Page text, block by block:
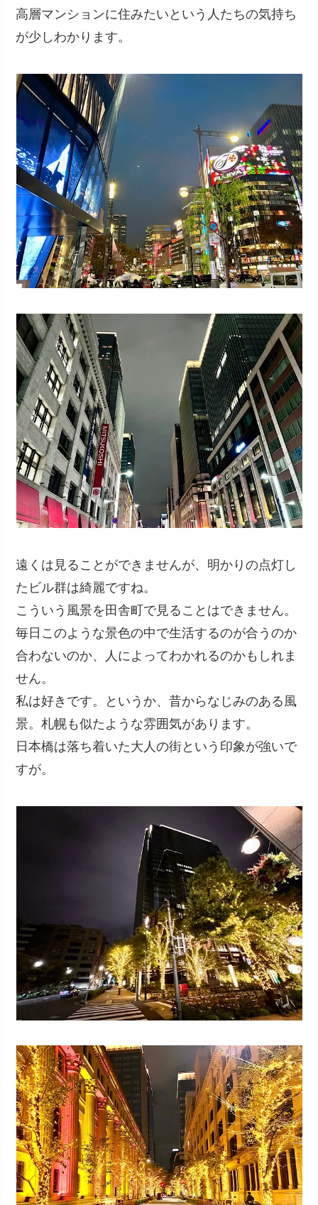
高層マンションに住みたいという人たちの気持ち
が少しわかります。
遠くは見ることができませんが、明かりの点灯し
たビル群は綺麗ですね。
こういう風景を田舎町で見ることはできません。
毎日このような景色の中で生活するのが合うのか
合わないのか、人によってわかれるのかもしれま
せん。
私は好きです。というか、昔からなじみのある風
景。札幌も似たような雰囲気があります。
日本橋は落ち着いた大人の街という印象が強いで
すが。